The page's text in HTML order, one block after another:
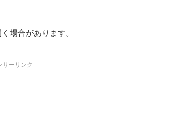
場合があります。
サーリンク